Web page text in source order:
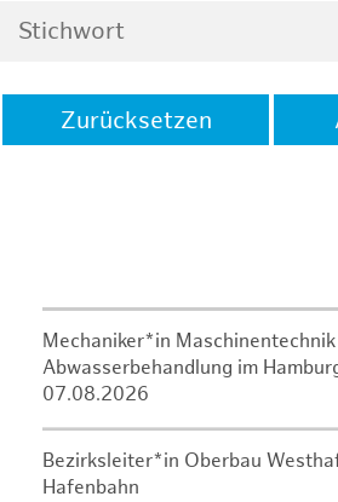
Zurücksetzen
Mechaniker*in
Abwasserbehandlung im
07.08.2026
Bezirksleiter*in Oberbau
Hafenbahn